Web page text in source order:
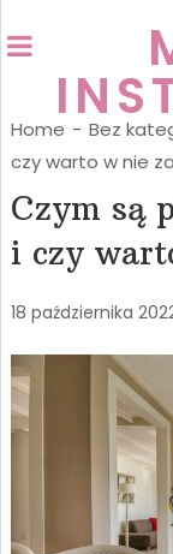
Home - Bez
czy warto w nie
Czym są
i czy
18 października